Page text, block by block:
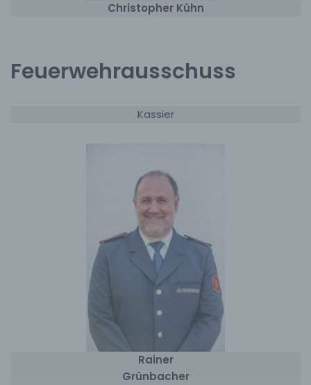
Christopher Kühn
Feuerwehrausschuss
Kassier
Rainer
Grünbacher